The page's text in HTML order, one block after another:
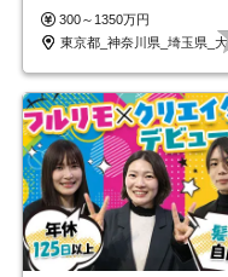
も充実♪/a
300～1350万円
東京都_神奈川県_埼玉県_大阪府_愛知県…